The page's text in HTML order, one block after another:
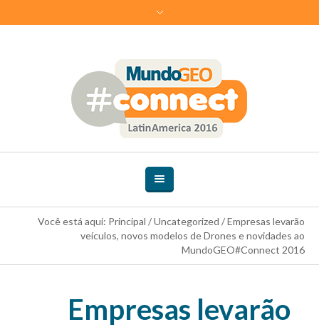
Você está aqui: Principal /Uncategorized /Empresas levarão
veículos, novos modelos de Drones e novidades ao
MundoGEO#Connect 2016
Empresas levarão